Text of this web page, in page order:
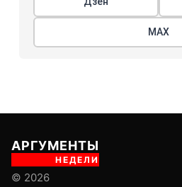
МАХ
АРГУМЕНТЫ
НЕДЕЛИ
© 2026